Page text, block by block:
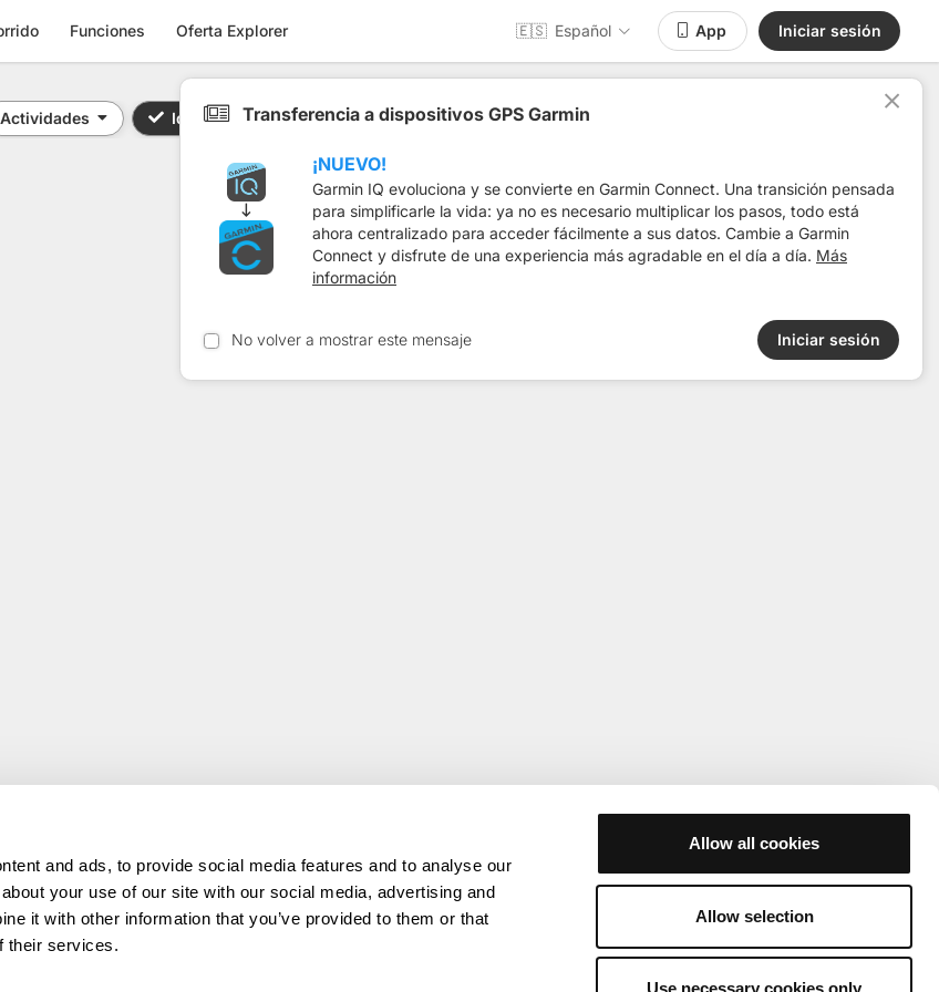
and ads, to provide social media features and to analyse our
your use of our site with our social media, advertising and
it with other information that you’ve provided to them or that
their services.
Allow all cookies
Allow selection
Use necessary cookies only
Funciones Oferta Explorer 🇪🇸 Español App Iniciar sesión
Actividades Identificador / Palabra clave: 23480098 Distancia
Transferencia a dispositivos GPS Garmin
¡NUEVO!
Garmin IQ evoluciona y se convierte en Garmin Connect. Una transición pensada
para simplificarle la vida: ya no es necesario multiplicar los pasos, todo está
ahora centralizado para acceder fácilmente a sus datos. Cambie a Garmin
Connect y disfrute de una experiencia más agradable en el día a día. Más
información
No volver a mostrar este mensaje Iniciar sesión